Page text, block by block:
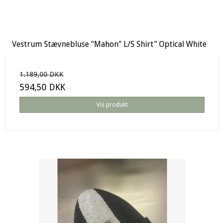
Vestrum Stævnebluse "Mahon" L/S Shirt" Optical White
1.189,00 DKK
594,50 DKK
Vis produkt